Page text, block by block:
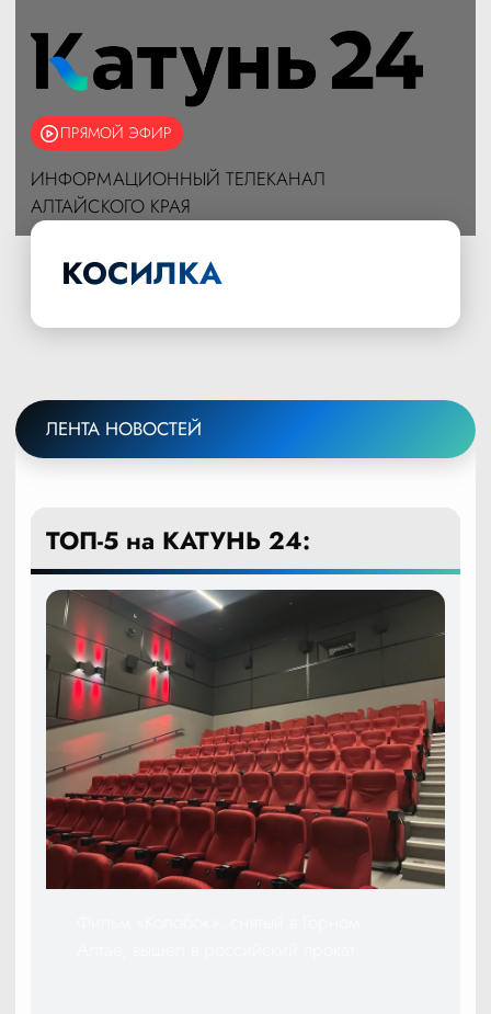
ПРЯМОЙ ЭФИР
ИНФОРМАЦИОННЫЙ ТЕЛЕКАНАЛ
АЛТАЙСКОГО КРАЯ
КОСИЛКА
ЛЕНТА НОВОСТЕЙ
ТОП-5 на КАТУНЬ 24: